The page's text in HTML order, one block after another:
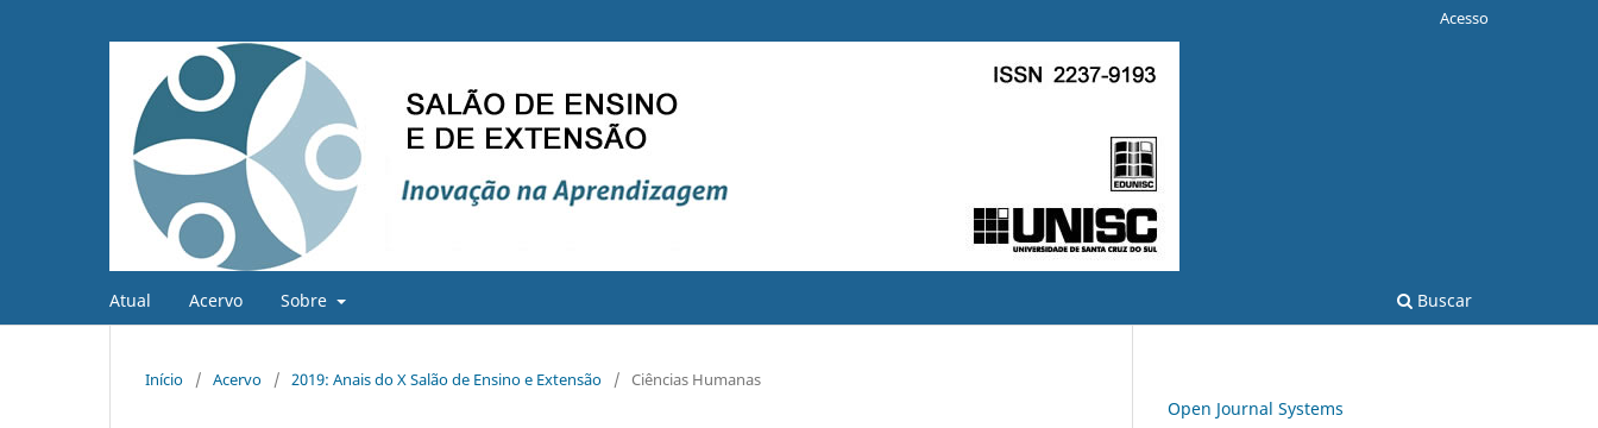
Atual Acervo Sobre Buscar
Acesso
Início / Acervo / 2019: Anais do X Salão de Ensino e Extensão / Ciências Humanas
Open Journal Systems